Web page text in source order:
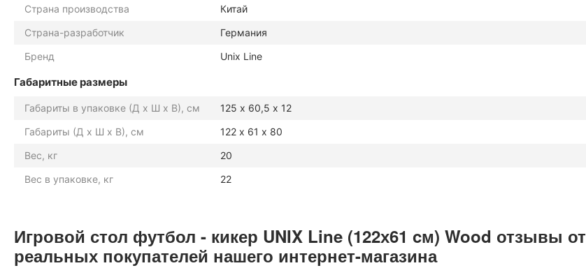
Страна производства
Китай
Страна-разработчик
Германия
Бренд
Unix Line
Габаритные размеры
Габариты в упаковке (Д х Ш х В), см
125 х 60,5 х 12
Габариты (Д х Ш х В), см
122 х 61 х 80
Вес, кг
20
Вес в упаковке, кг
22
Игровой стол футбол - кикер UNIX Line (122х61 cм) Wood отзывы от
реальных покупателей нашего интернет-магазина